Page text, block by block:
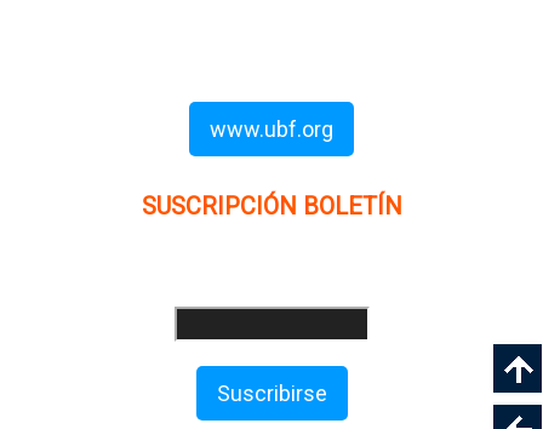
www.ubf.org
SUSCRIPCIÓN BOLETÍN
Suscribirse